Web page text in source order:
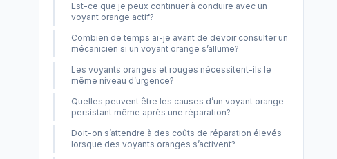
Est-ce que je peux continuer à conduire avec un
voyant orange actif?
Combien de temps ai-je avant de devoir consulter un
mécanicien si un voyant orange s’allume?
Les voyants oranges et rouges nécessitent-ils le
même niveau d’urgence?
Quelles peuvent être les causes d’un voyant orange
persistant même après une réparation?
Doit-on s’attendre à des coûts de réparation élevés
lorsque des voyants oranges s’activent?